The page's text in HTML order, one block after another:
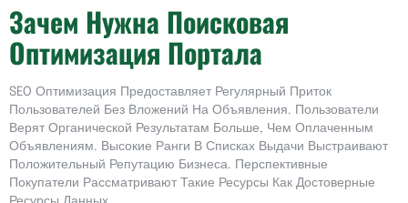
Зачем Нужна Поисковая
Оптимизация Портала
SEO Оптимизация Предоставляет Регулярный Приток
Пользователей Без Вложений На Объявления. Пользователи
Верят Органической Результатам Больше, Чем Оплаченным
Объявлениям. Высокие Ранги В Списках Выдачи Выстраивают
Положительный Репутацию Бизнеса. Перспективные
Покупатели Рассматривают Такие Ресурсы Как Достоверные